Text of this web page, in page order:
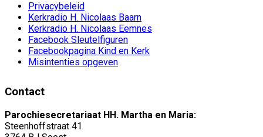
Privacybeleid
Kerkradio H. Nicolaas Baarn
Kerkradio H. Nicolaas Eemnes
Facebook Sleutelfiguren
Facebookpagina Kind en Kerk
Misintenties opgeven
Contact
Parochiesecretariaat HH. Martha en Maria:
Steenhoffstraat 41